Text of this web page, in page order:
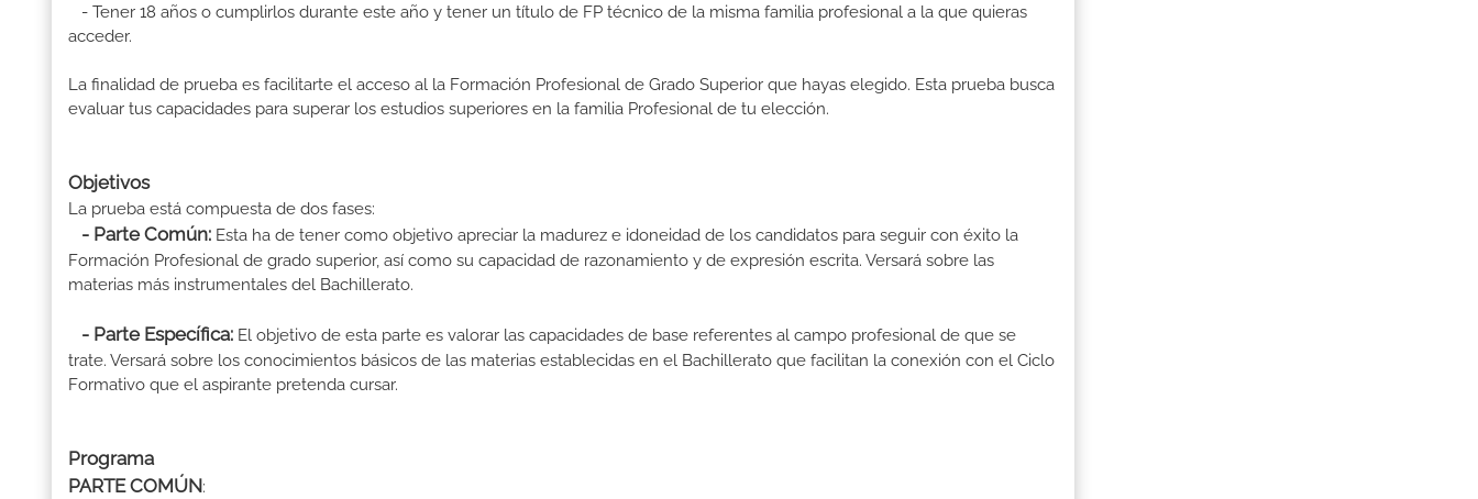
- Tener 18 años o cumplirlos durante este año y tener un título de FP técnico de la misma familia profesional a la que quieras
acceder.
La finalidad de prueba es facilitarte el acceso al la Formación Profesional de Grado Superior que hayas elegido. Esta prueba busca
evaluar tus capacidades para superar los estudios superiores en la familia Profesional de tu elección.
Objetivos
La prueba está compuesta de dos fases:
- Parte Común: Esta ha de tener como objetivo apreciar la madurez e idoneidad de los candidatos para seguir con éxito la
Formación Profesional de grado superior, así como su capacidad de razonamiento y de expresión escrita. Versará sobre las
materias más instrumentales del Bachillerato.
- Parte Específica: El objetivo de esta parte es valorar las capacidades de base referentes al campo profesional de que se
trate. Versará sobre los conocimientos básicos de las materias establecidas en el Bachillerato que facilitan la conexión con el Ciclo
Formativo que el aspirante pretenda cursar.
Programa
PARTE COMÚN: